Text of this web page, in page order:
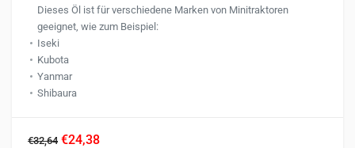
Dieses Öl ist für verschiedene Marken von Minitraktoren
geeignet, wie zum Beispiel:
Iseki
Kubota
Yanmar
Shibaura
€32,64 €24,38